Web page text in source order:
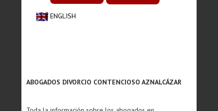
ENGLISH
ABOGADOS DIVORCIO CONTENCIOSO AZNALCÁZAR